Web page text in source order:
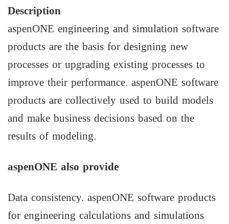
Description
aspenONE engineering and simulation software
products are the basis for designing new
processes or upgrading existing processes to
improve their performance. aspenONE software
products are collectively used to build models
and make business decisions based on the
results of modeling.
aspenONE also provide
Data consistency. aspenONE software products
for engineering calculations and simulations